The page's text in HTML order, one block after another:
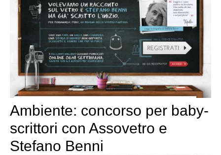
Ambiente: concorso per baby-
scrittori con Assovetro e
Stefano Benni